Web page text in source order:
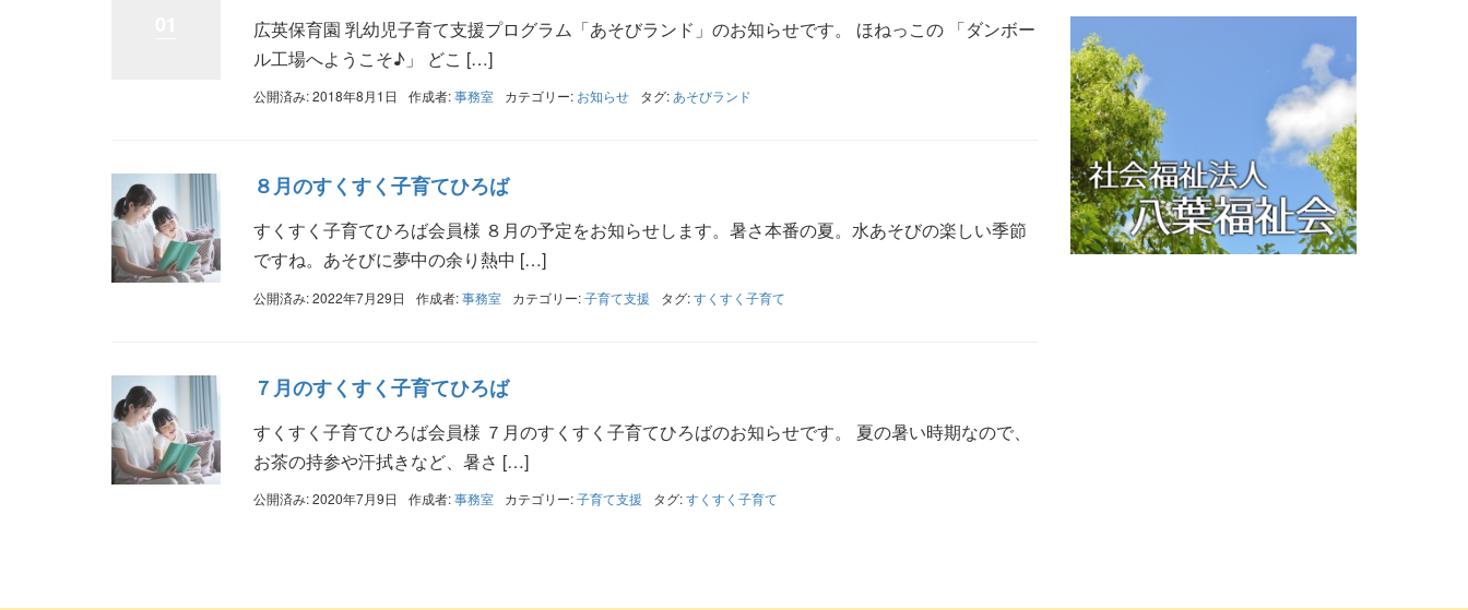
広英保育園 乳幼児子育て支援プログラム「あそびランド」のお知らせです。 ほねっこの 「ダンボー
ル工場へようこそ♪」 どこ […]
公開済み: 2018年8月1日 作成者:事務室 カテゴリー: お知らせ タグ: あそびランド
８月のすくすく子育てひろば
すくすく子育てひろば会員様 ８月の予定をお知らせします。暑さ本番の夏。水あそびの楽しい季節
ですね。あそびに夢中の余り熱中 […]
公開済み: 2022年7月29日 作成者:事務室 カテゴリー:子育て支援 タグ:すくすく子育て
７月のすくすく子育てひろば
すくすく子育てひろば会員様 ７月のすくすく子育てひろばのお知らせです。 夏の暑い時期なので、
お茶の持参や汗拭きなど、暑さ […]
公開済み: 2020年7月9日 作成者:事務室 カテゴリー:子育て支援 タグ:すくすく子育て